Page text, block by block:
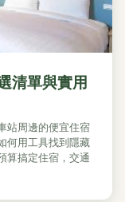
清單與實用
站周邊的便宜住宿
何用工具找到隱藏
算搞定住宿，交通